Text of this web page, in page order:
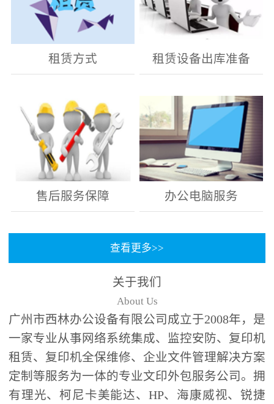
租赁方式 租赁设备出库准备
售后服务保障 办公电脑服务
查看更多>>
关于我们
About Us
广州市西林办公设备有限公司成立于2008年，是
一家专业从事网络系统集成、监控安防、复印机
租赁、复印机全保维修、企业文件管理解决方案
定制等服务为一体的专业文印外包服务公司。拥
有理光、柯尼卡美能达、HP、海康威视、锐捷